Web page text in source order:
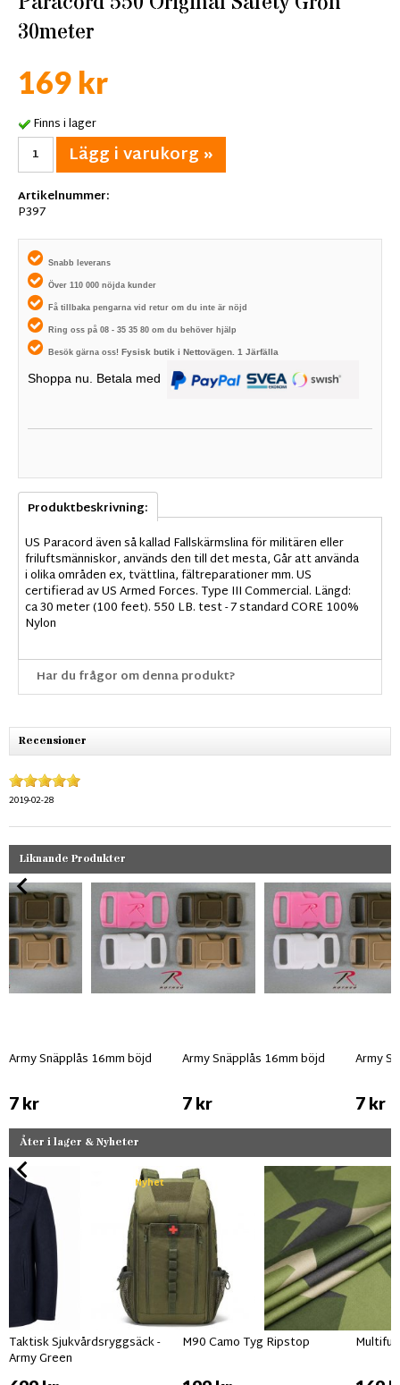
30meter
169 kr
Finns i lager
Lägg i varukorg »
Artikelnummer:
P397
Snabb leverans
Över 110 000 nöjda kunder
Få tillbaka pengarna vid retur om du inte är nöjd
Ring oss på 08 - 35 35 80 om du behöver hjälp
Besök gärna oss! Fysisk butik i Nettovägen. 1 Järfälla
Shoppa nu. Betala med
Produktbeskrivning:
US Paracord även så kallad Fallskärmslina för militären eller
friluftsmänniskor, används den till det mesta, Går att använda
i olika områden ex, tvättlina, fältreparationer mm. US
certifierad av US Armed Forces. Type III Commercial. Längd:
ca 30 meter (100 feet). 550 LB. test - 7 standard CORE 100%
Nylon
Har du frågor om denna produkt?
Recensioner
2019-02-28
Liknande Produkter
Army Snäpplås 16mm böjd
7 kr
Army Snäpplås 16mm böjd
7 kr
Army
7 kr
Åter i lager & Nyheter
Nyhet
Taktisk Sjukvårdsryggsäck -
Army Green
M90 Camo Tyg Ripstop